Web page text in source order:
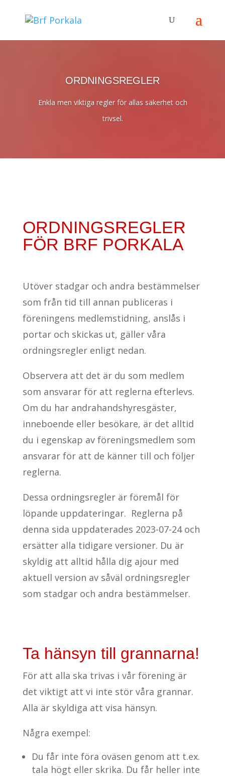
ORDNINGSREGLER
Enkla men viktiga regler för allas säkerhet och
trivsel.
ORDNINGSREGLER
FÖR BRF PORKALA
Utöver stadgar och andra bestämmelser
som från tid till annan publiceras i
föreningens medlemstidning, anslås i
portar och skickas ut, gäller våra
ordningsregler enligt nedan.
Observera att det är du som medlem
som ansvarar för att reglerna efterlevs.
Om du har andrahandshyresgäster,
inneboende eller besökare, är det alltid
du i egenskap av föreningsmedlem som
ansvarar för att de känner till och följer
reglerna.
Dessa ordningsregler är föremål för
löpande uppdateringar. Reglerna på
denna sida uppdaterades 2023-07-24 och
ersätter alla tidigare versioner. Du är
skyldig att alltid hålla dig ajour med
aktuell version av såväl ordningsregler
som stadgar och andra bestämmelser.
Ta hänsyn till grannarna!
För att alla ska trivas i vår förening är
det viktigt att vi inte stör våra grannar.
Alla är skyldiga att visa hänsyn.
Några exempel:
Du får inte föra oväsen genom att t.ex.
tala högt eller skrika. Du får heller inte